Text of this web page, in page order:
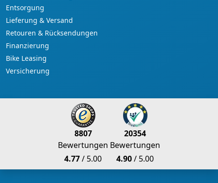
Entsorgung
Lieferung & Versand
Retouren & Rücksendungen
Finanzierung
Bike Leasing
Versicherung
8807
Bewertungen
4.77/ 5.00
20354
Bewertungen
4.90/ 5.00